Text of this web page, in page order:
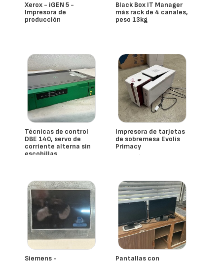
Xerox - iGEN 5 -
Impresora de
producción
- España
Black Box IT Manager
más rack de 4 canales,
peso 13kg
- España
Técnicas de control
DBE 140, servo de
corriente alterna sin
escobillas
Impresora de tarjetas
de sobremesa Evolis
Primacy
- España
Siemens -
Pantallas con